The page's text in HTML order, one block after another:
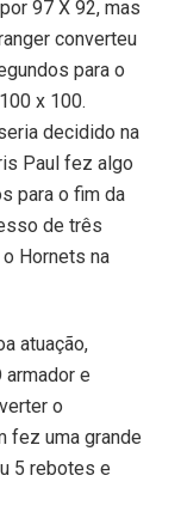
97 X 92, mas
converteu
para o
x 100.
decidido na
Paul fez algo
para o fim da
de três
Hornets na
atuação,
e
o
fez uma grande
5 rebotes e